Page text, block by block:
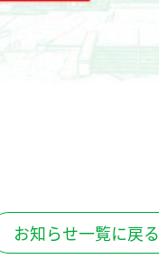
お知らせ一覧に戻る